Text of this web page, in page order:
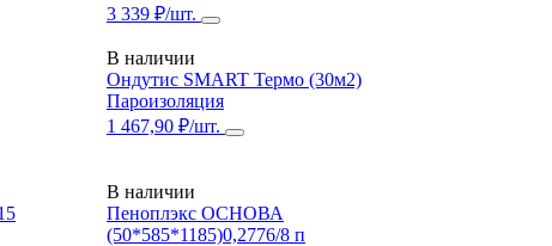
3 339 ₽/шт.
В наличии
Ондутис SMART Термо (30м2)
Пароизоляция
1 467,90 ₽/шт.
В наличии
Пеноплэкс ОСНОВА
(50*585*1185)0,2776/8 п